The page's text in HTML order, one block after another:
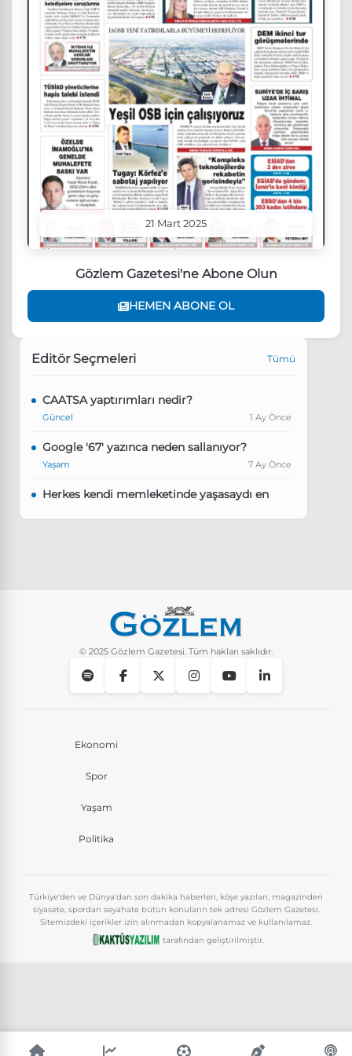
21 Mart 2025
Gözlem Gazetesi'ne Abone Olun
HEMEN ABONE OL
Editör Seçmeleri Tümü
CAATSA yaptırımları nedir?
Güncel 1 Ay Önce
Google '67' yazınca neden sallanıyor?
Yaşam 7 Ay Önce
Herkes kendi memleketinde yaşasaydı en
Instagram’da keşfet nasıl temizlenir?
© 2025 Gözlem Gazetesi. Tüm hakları saklıdır.
Ekonomi
Spor
Yaşam
Politika
Türkiye'den ve Dünya'dan son dakika haberleri, köşe yazıları, magazinden
siyasete, spordan seyahate bütün konuların tek adresi Gözlem Gazetesi.
Sitemizdeki içerikler izin alınmadan kopyalanamaz ve kullanılamaz.
tarafından geliştirilmiştir.